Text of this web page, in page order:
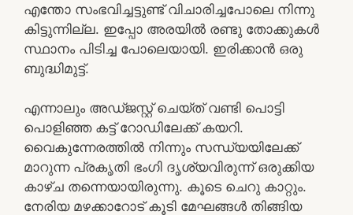
എന്തോ സംഭവിച്ചട്ടുണ്ട് വിചാരിച്ചപോലെ നിന്നു
കിട്ടുന്നില്ല. ഇപ്പോ അരയിൽ രണ്ടു തോക്കുകൾ
സ്ഥാനം പിടിച്ച പോലെയായി. ഇരിക്കാൻ ഒരു
ബുദ്ധിമുട്ട്.
എന്നാലും അഡ്ജസ്റ്റ് ചെയ്ത് വണ്ടി പൊട്ടി
പൊളിഞ്ഞ കട്ട്‌ റോഡിലേക്ക് കയറി.
വൈകുന്നേരത്തിൽ നിന്നും സന്ധ്യയിലേക്ക്
മാറുന്ന പ്രകൃതി ഭംഗി ദൃശ്യവിരുന്ന് ഒരുക്കിയ
കാഴ്ച തന്നെയായിരുന്നു. കൂടെ ചെറു കാറ്റും.
നേരിയ മഴക്കാറോട്‌ കൂടി മേഘങ്ങൾ തിങ്ങിയ